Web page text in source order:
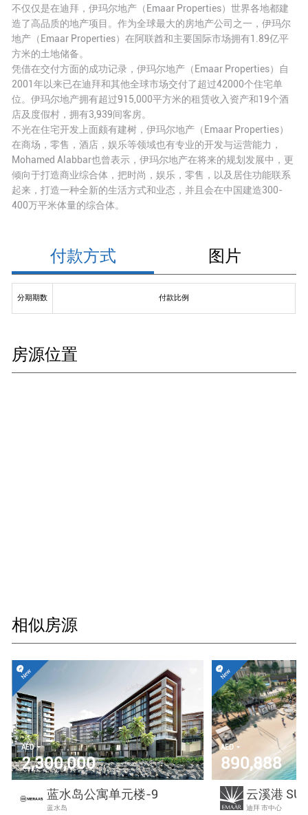
不仅仅是在迪拜，伊玛尔地产（Emaar Properties）世界各地都建
造了高品质的地产项目。作为全球最大的房地产公司之一，伊玛尔
地产（Emaar Properties）在阿联酋和主要国际市场拥有1.89亿平
方米的土地储备。
凭借在交付方面的成功记录，伊玛尔地产（Emaar Properties）自
2001年以来已在迪拜和其他全球市场交付了超过42000个住宅单
位。伊玛尔地产拥有超过915,000平方米的租赁收入资产和19个酒
店及度假村，拥有3,939间客房。
不光在住宅开发上面颇有建树，伊玛尔地产（Emaar Properties）
在商场，零售，酒店，娱乐等领域也有专业的开发与运营能力，
Mohamed Alabbar也曾表示，伊玛尔地产在将来的规划发展中，更
倾向于打造商业综合体，把时尚，娱乐，零售，以及居住功能联系
起来，打造一种全新的生活方式和业态，并且会在中国建造300-
400万平米体量的综合体。
付款方式 图片
分期期数 付款比例
房源位置
相似房源
AED
2,300,000
蓝水岛公寓单元楼-9
蓝水岛
AED
890,888
云溪港
迪拜 市中心